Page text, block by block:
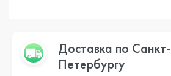
Доставка по Санкт-
Петербургу